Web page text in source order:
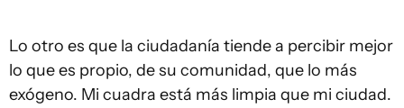
Lo otro es que la ciudadanía tiende a percibir mejor
lo que es propio, de su comunidad, que lo más
exógeno. Mi cuadra está más limpia que mi ciudad.